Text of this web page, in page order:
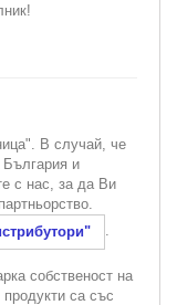
В случай, че
България и
с нас, за да Ви
.
собственост на
са със